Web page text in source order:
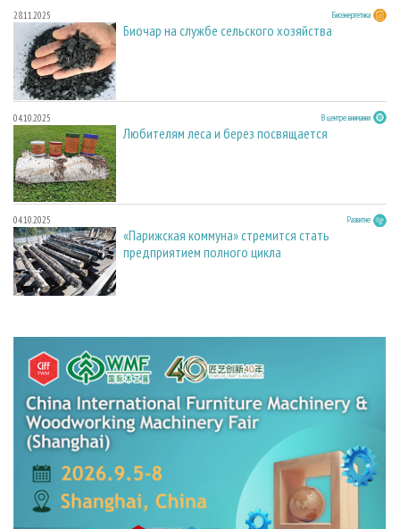
28.11.2025 Биоэнергетика
Биочар на службе сельского хозяйства
04.10.2025 В центре внимания
Любителям леса и берез посвящается
04.10.2025 Развитие
«Парижская коммуна» стремится стать
предприятием полного цикла